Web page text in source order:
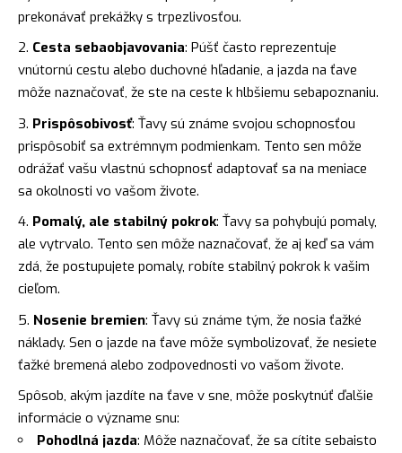
prekonávať prekážky s trpezlivosťou.
Cesta sebaobjavovania: Púšť často reprezentuje
vnútornú cestu alebo duchovné hľadanie, a jazda na ťave
môže naznačovať, že ste na ceste k hlbšiemu sebapoznaniu.
Prispôsobivosť: Ťavy sú známe svojou schopnosťou
prispôsobiť sa extrémnym podmienkam. Tento sen môže
odrážať vašu vlastnú schopnosť adaptovať sa na meniace
sa okolnosti vo vašom živote.
Pomalý, ale stabilný pokrok: Ťavy sa pohybujú pomaly,
ale vytrvalo. Tento sen môže naznačovať, že aj keď sa vám
zdá, že postupujete pomaly, robíte stabilný pokrok k vašim
cieľom.
Nosenie bremien: Ťavy sú známe tým, že nosia ťažké
náklady. Sen o jazde na ťave môže symbolizovať, že nesiete
ťažké bremená alebo zodpovednosti vo vašom živote.
Spôsob, akým jazdíte na ťave v sne, môže poskytnúť ďalšie
informácie o význame snu:
Pohodlná jazda: Môže naznačovať, že sa cítite sebaisto